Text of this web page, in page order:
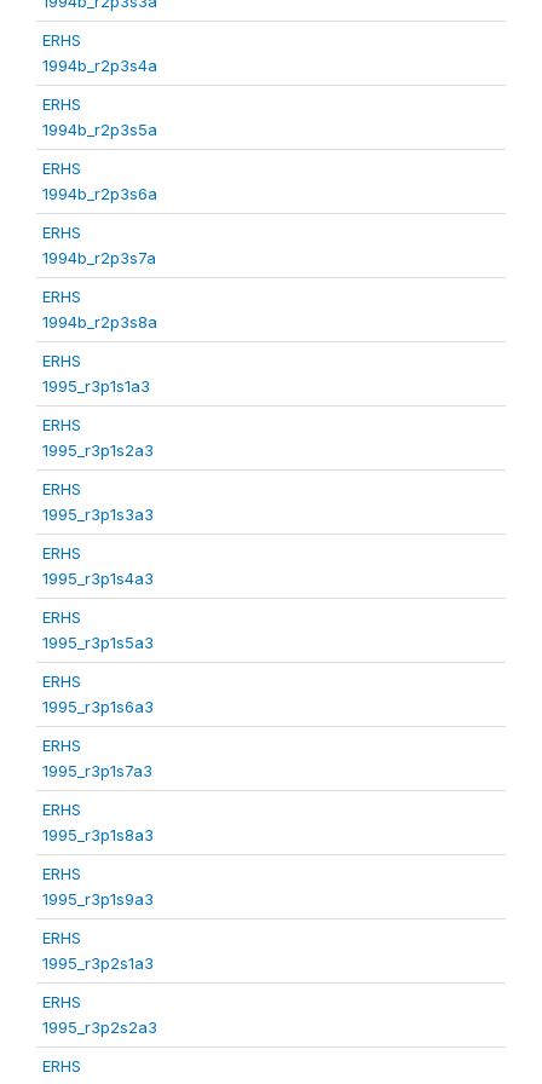
ERHS
1994b_r2p3s4a
ERHS
1994b_r2p3s5a
ERHS
1994b_r2p3s6a
ERHS
1994b_r2p3s7a
ERHS
1994b_r2p3s8a
ERHS
1995_r3p1s1a3
ERHS
1995_r3p1s2a3
ERHS
1995_r3p1s3a3
ERHS
1995_r3p1s4a3
ERHS
1995_r3p1s5a3
ERHS
1995_r3p1s6a3
ERHS
1995_r3p1s7a3
ERHS
1995_r3p1s8a3
ERHS
1995_r3p1s9a3
ERHS
1995_r3p2s1a3
ERHS
1995_r3p2s2a3
ERHS